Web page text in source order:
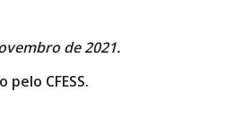
de 2021.
CFESS.